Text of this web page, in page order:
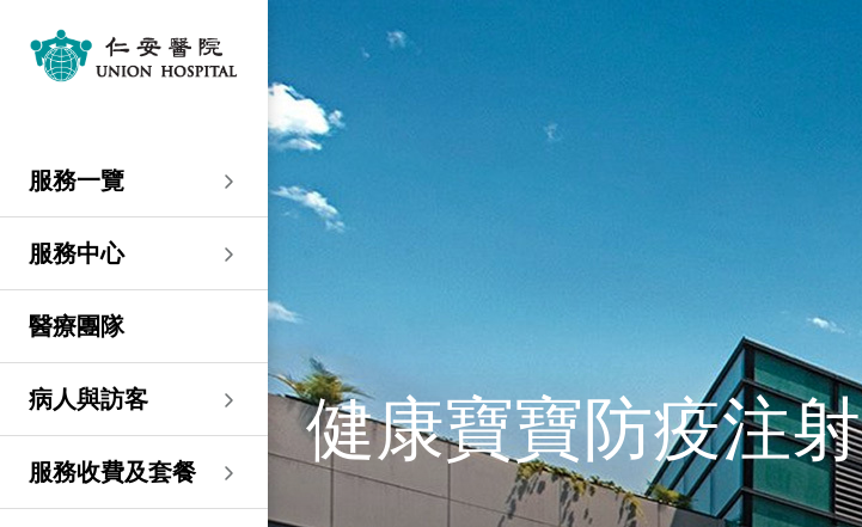
服務一覽
服務一覽
急症及門診
專科服務
專科服務
婦產科／生殖醫學
婦產科／生殖醫學
婦產科
生殖醫學科
外科
外科
乳房健康
泌尿外科
心胸肺外科
神經外科 (腦及脊椎)
整形外科
骨科
內科
內科
腸胃肝臟科
呼吸系統科
內分泌及糖尿科
風濕病科
腎科
腫瘤科
兒科
小兒外科及小兒泌尿科
過敏專科服務
其他醫療服務
其他醫療服務
健康檢查
疫苗注射
物理治療
營養諮詢
言語治療
服務中心
服務中心
大圍仁安醫院
仁安微創中心
兒科/嬰兒健康中心
乳房保健及治療中心
仁安保健中心
仁安內視鏡及日間手
術中心
尖沙咀 H Zentre
尖沙咀 H Zentre
仁安腫瘤中心
仁安醫療造影體檢中
心
尖沙咀美麗華廣場
尖沙咀美麗華廣場
仁安植髮中心
仁安醫院分科診所 (尖
沙咀)
仁安醫院分科診所 (尖
仁安醫院分科診所 (尖
沙咀) 內視鏡及日間治
療中心
分科診所
分科診所
沙咀)
仁安醫院分科診所 (將
軍澳)
仁安醫院分科診所
仁安醫院分科診所
(馬鞍山)
仁安醫院分科診所
(荃灣)
醫療團隊
病人與訪客
病人與訪客
入院準備
留院指南
部門服務時間
惡劣天氣安排
位置及交通 (泊車及院巴)
病人權益
病人權益
病人與家庭委員會
意見回饋
健康資訊
健康資訊
小冊子
服務收費及套餐
服務收費及套餐
醫療券計劃
醫護專區
預算費用
預算費用
度的先導計劃
住院及手術費用預計表
服務費用預算
休假通知只適用於V-
CODE醫生
護士訓練學校
護士網上培訓系統
(CNE)
關於仁安
仁安概覽
紀念日誌
醫學研究
認證及獎項
臨床績效指標
仁心仁術慈善計劃
資訊中心
資訊中心
新聞稿
專欄文章
小冊子
影片
感染控制
職位空缺
聯絡我們
聯絡我們
位置及交通 (泊車及院巴)
意見回饋
其他查詢
健康寶寶防疫注射